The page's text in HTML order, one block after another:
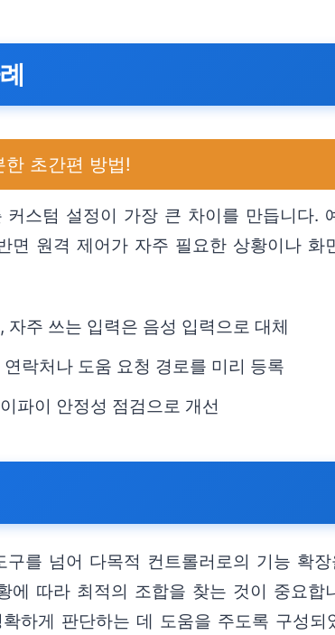
초간편 방법!
스텀 설정이 가장 큰 차이를 만듭니다
면 원격 제어가 자주 필요한 상황이나
주 쓰는 입력은 음성 입력으로 대체
락처나 도움 요청 경로를 미리 등록
파이 안정성 점검으로 개선
를 넘어 다목적 컨트롤러로의 기능 확
에 따라 최적의 조합을 찾는 것이 중요
하게 판단하는 데 도움을 주도록 구성되